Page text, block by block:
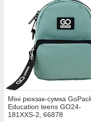
Міні рюкзак-сумка
Education teens GO24-
181XXS-2, 66878